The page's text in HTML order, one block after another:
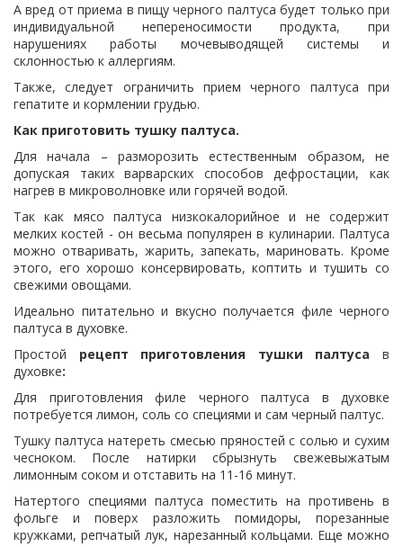
А вред от приема в пищу черного палтуса будет только при
индивидуальной непереносимости продукта, при
нарушениях работы мочевыводящей системы и
склонностью к аллергиям.
Также, следует ограничить прием черного палтуса при
гепатите и кормлении грудью.
Как приготовить тушку палтуса.
Для начала – разморозить естественным образом, не
допуская таких варварских способов дефростации, как
нагрев в микроволновке или горячей водой.
Так как мясо палтуса низкокалорийное и не содержит
мелких костей - он весьма популярен в кулинарии. Палтуса
можно отваривать, жарить, запекать, мариновать. Кроме
этого, его хорошо консервировать, коптить и тушить со
свежими овощами.
Идеально питательно и вкусно получается филе черного
палтуса в духовке.
Простой рецепт приготовления тушки палтуса
в
духовке:
Для приготовления филе черного палтуса в духовке
потребуется лимон, соль со специями и сам черный палтус.
Тушку палтуса натереть смесью пряностей с солью и сухим
чесноком. После натирки сбрызнуть свежевыжатым
лимонным соком и отставить на 11-16 минут.
Натертого специями палтуса поместить на противень в
фольге и поверх разложить помидоры, порезанные
кружками, репчатый лук, нарезанный кольцами. Еще можно